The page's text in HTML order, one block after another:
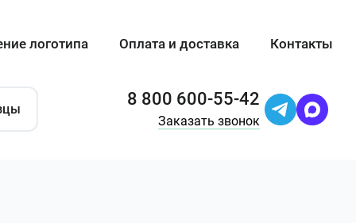
логотипа Оплата и доставка Контакты
8 800 600-55-42
Заказать звонок